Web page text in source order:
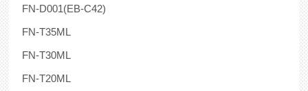
FN-D001(EB-C42)
FN-T35ML
FN-T30ML
FN-T20ML